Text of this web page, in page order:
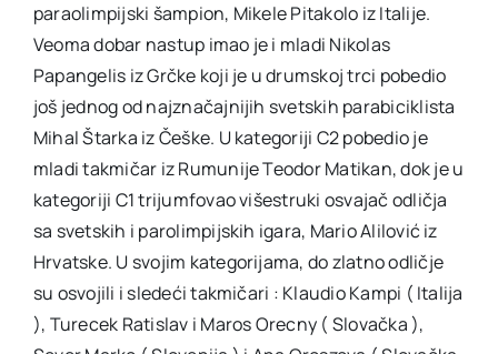
paraolimpijski šampion, Mikele Pitakolo iz Italije.
Veoma dobar nastup imao je i mladi Nikolas
Papangelis iz Grčke koji je u drumskoj trci pobedio
još jednog od najznačajnijih svetskih parabiciklista
Mihal Štarka iz Češke. U kategoriji C2 pobedio je
mladi takmičar iz Rumunije Teodor Matikan, dok je u
kategoriji C1 trijumfovao višestruki osvajač odličja
sa svetskih i parolimpijskih igara, Mario Alilović iz
Hrvatske. U svojim kategorijama, do zlatno odličje
su osvojili i sledeći takmičari : Klaudio Kampi ( Italija
), Turecek Ratislav i Maros Orecny ( Slovačka ),